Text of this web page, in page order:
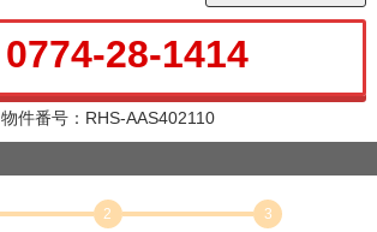
0774-28-1414
物件番号：RHS-AAS402110
2
3